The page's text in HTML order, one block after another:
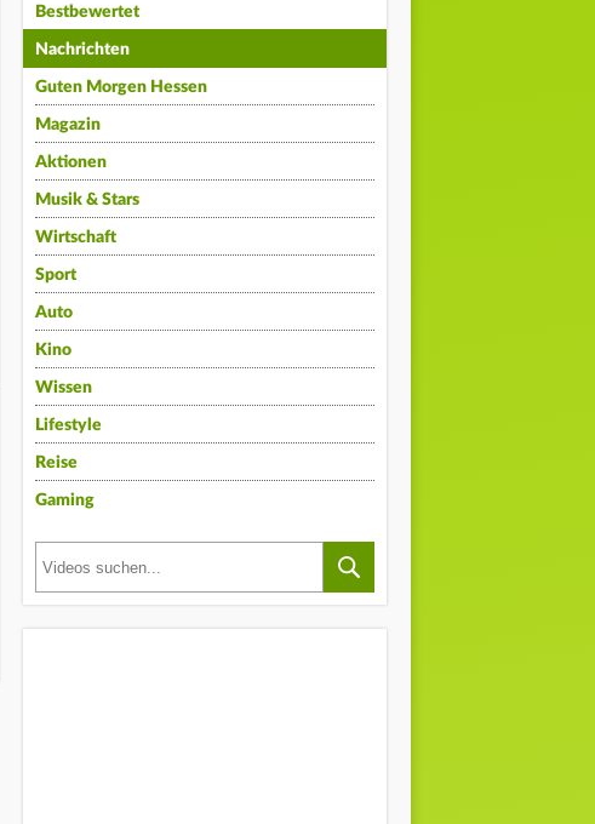
Bestbewertet
Nachrichten
Guten Morgen Hessen
Magazin
Aktionen
Musik & Stars
Wirtschaft
Sport
Auto
Kino
Wissen
Lifestyle
Reise
Gaming